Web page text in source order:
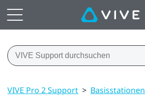
VIVE Pro 2 Support > Basisstationen